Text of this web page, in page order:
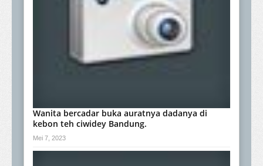
Wanita bercadar buka auratnya dadanya di
kebon teh ciwidey Bandung.
Mei 7, 2023